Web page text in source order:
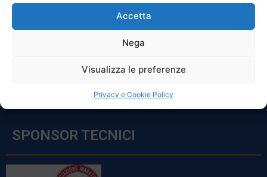
Accetta
Nega
Visualizza le preferenze
Privacy e Cookie Policy
ORARI
Sabato: 8:00 – 12:00
SPONSOR TECNICI